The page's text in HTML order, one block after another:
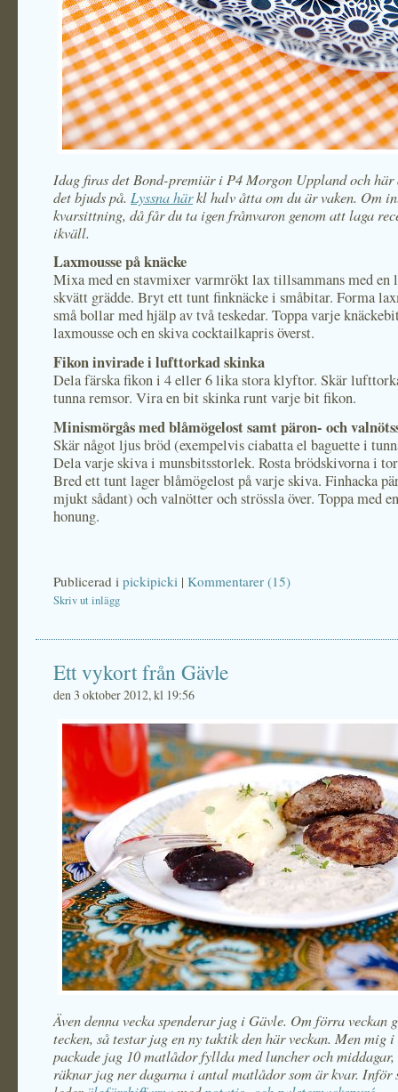
Idag firas det Bond-premiär i P4 Morgon Uppland och
det bjuds på. Lyssna härkl halv åtta om du är vaken. Om
kvarsittning, då får du ta igen frånvaron genom att laga
ikväll.
Laxmousse på knäcke
Mixa med en stavmixer varmrökt lax tillsammans med en
skvätt grädde. Bryt ett tunt finknäcke i småbitar. Forma
små bollar med hjälp av två teskedar. Toppa varje
laxmousse och en skiva cocktailkapris överst.
Fikon invirade i lufttorkad skinka
Dela färska fikon i 4 eller 6 lika stora klyftor. Skär
tunna remsor. Vira en bit skinka runt varje bit fikon.
Minismörgås med blåmögelost samt päron- och
Skär något ljus bröd (exempelvis ciabatta el baguette i
Dela varje skiva i munsbitsstorlek. Rosta brödskivorna i
Bred ett tunt lager blåmögelost på varje skiva. Finhacka
mjukt sådant) och valnötter och strössla över. Toppa med
honung.
Publicerad i pickipicki | Kommentarer (15)
Skriv ut inlägg
Ett vykort från Gävle
den 3 oktober 2012, kl 19:56
Även denna vecka spenderar jag i Gävle. Om förra veckan
tecken, så testar jag en ny taktik den här veckan. Men mig i
packade jag 10 matlådor fyllda med luncher och middagar,
räknar jag ner dagarna i antal matlådor som är kvar. Inför